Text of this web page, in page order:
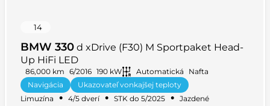
14
BMW 330 d xDrive (F30) M Sportpaket Head-
Up HiFi LED
86,000 km 6/2016 190 kW Automatická
Nafta
Navigácia
Ukazovateľ vonkajšej teploty
Letné pneumatiky
+ 36 ďalších
Limuzína • 4/5 dverí• STK do 5/2025 • Jazdené